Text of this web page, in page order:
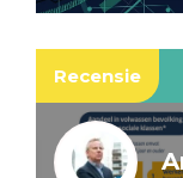
Recensie